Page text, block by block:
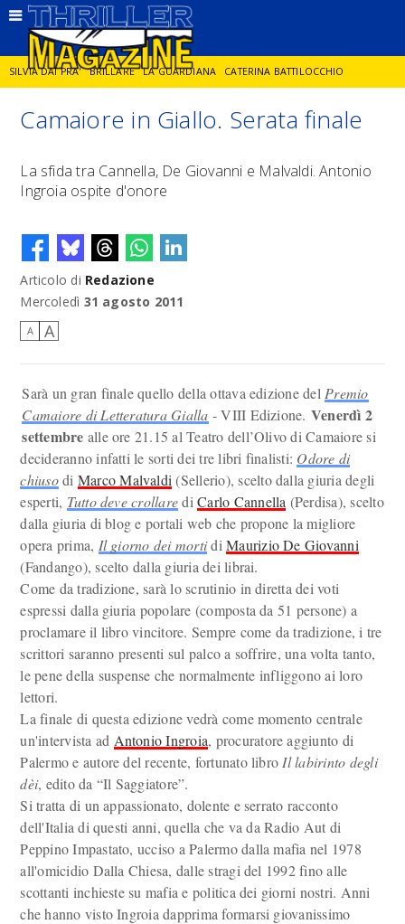
SILVIA DAI PRA' BRILLARE LA GUARDIANA CATERINA BATTILOCCHIO
JORGE DIAZ LA SPIA DELITTO IN CORNICE GIANCARLO DE CATALDO
DIEGO ZANDEL GLI ANNI DI PIETRA
Camaiore in Giallo. Serata finale
La sfida tra Cannella, De Giovanni e Malvaldi. Antonio
Ingroia ospite d'onore
Articolo di Redazione
Mercoledì 31 agosto 2011
A A
Sarà un gran finale quello della ottava edizione del Premio
Camaiore di Letteratura Gialla - VIII Edizione. Venerdì 2
settembre alle ore 21.15 al Teatro dell’Olivo di Camaiore si
decideranno infatti le sorti dei tre libri finalisti: Odore di
chiusodi Marco Malvaldi (Sellerio), scelto dalla giuria degli
esperti, Tutto deve crollarediCarlo Cannella (Perdisa), scelto
dalla giuria di blog e portali web che propone la migliore
opera prima, Il giorno dei mortidiMaurizio De Giovanni
(Fandango), scelto dalla giuria dei librai.
Come da tradizione, sarà lo scrutinio in diretta dei voti
espressi dalla giuria popolare (composta da 51 persone) a
proclamare il libro vincitore. Sempre come da tradizione, i tre
scrittori saranno presenti sul palco a soffrire, una volta tanto,
le pene della suspense che normalmente infliggono ai loro
lettori.
La finale di questa edizione vedrà come momento centrale
un'intervista ad Antonio Ingroia, procuratore aggiunto di
Palermo e autore del recente, fortunato libro Il labirinto degli
dèi, edito da “Il Saggiatore”.
Si tratta di un appassionato, dolente e serrato racconto
dell'Italia di questi anni, quella che va da Radio Aut di
Peppino Impastato, ucciso a Palermo dalla mafia nel 1978
all'omicidio Dalla Chiesa, dalle stragi del 1992 fino alle
scottanti inchieste su mafia e politica dei giorni nostri. Anni
che hanno visto Ingroia dapprima formarsi giovanissimo